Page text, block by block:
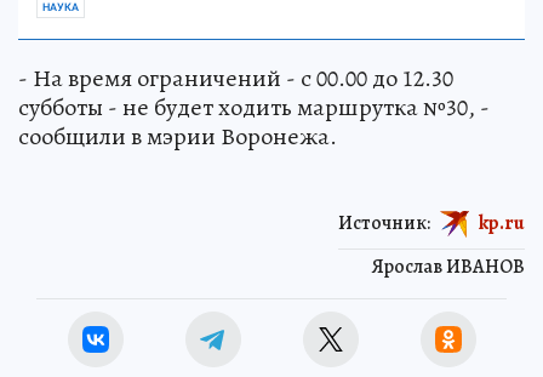
НАУКА
- На время ограничений - с 00.00 до 12.30
субботы - не будет ходить маршрутка №30, -
сообщили в мэрии Воронежа.
Ярослав ИВАНОВ
Источник: kp.ru